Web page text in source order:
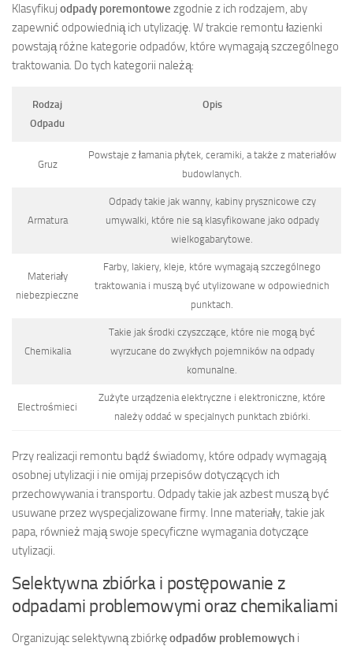
Klasyfikuj odpady poremontowe zgodnie z ich rodzajem, aby
zapewnić odpowiednią ich utylizację. W trakcie remontu łazienki
powstają różne kategorie odpadów, które wymagają szczególnego
traktowania. Do tych kategorii należą:
Rodzaj
Odpadu
Opis
Gruz
Powstaje z łamania płytek, ceramiki, a także z materiałów
budowlanych.
Armatura
Odpady takie jak wanny, kabiny prysznicowe czy
umywalki, które nie są klasyfikowane jako odpady
wielkogabarytowe.
Materiały
niebezpieczne
Farby, lakiery, kleje, które wymagają szczególnego
traktowania i muszą być utylizowane w odpowiednich
punktach.
Chemikalia
Takie jak środki czyszczące, które nie mogą być
wyrzucane do zwykłych pojemników na odpady
komunalne.
Electrośmieci
Zużyte urządzenia elektryczne i elektroniczne, które
należy oddać w specjalnych punktach zbiórki.
Przy realizacji remontu bądź świadomy, które odpady wymagają
osobnej utylizacji i nie omijaj przepisów dotyczących ich
przechowywania i transportu. Odpady takie jak azbest muszą być
usuwane przez wyspecjalizowane firmy. Inne materiały, takie jak
papa, również mają swoje specyficzne wymagania dotyczące
utylizacji.
Selektywna zbiórka i postępowanie z
odpadami problemowymi oraz chemikaliami
Organizując selektywną zbiórkęodpadów problemowych i